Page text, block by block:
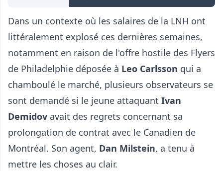
Dans un contexte où les salaires de la LNH ont
littéralement explosé ces dernières semaines,
notamment en raison de l'offre hostile des Flyers
de Philadelphie déposée à Leo Carlsson qui a
chamboulé le marché, plusieurs observateurs se
sont demandé si le jeune attaquant Ivan
Demidov avait des regrets concernant sa
prolongation de contrat avec le Canadien de
Montréal. Son agent, Dan Milstein, a tenu à
mettre les choses au clair.